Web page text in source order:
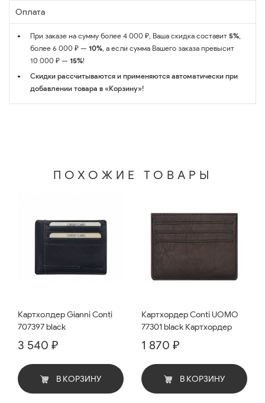
Оплата
При заказе на сумму более 4 000 ₽, Ваша скидка составит 5%,
более 6 000 ₽ — 10%, а если сумма Вашего заказа превысит
10 000 ₽ — 15%!
Скидки рассчитываются и применяются автоматически при
добавлении товара в «Корзину»!
ПОХОЖИЕ ТОВАРЫ
Картхолдер Gianni Conti
707397 black
3 540 ₽
В КОРЗИНУ
Картхордер Conti UOMO
77301 black Картхордер
1 870 ₽
В КОРЗИНУ